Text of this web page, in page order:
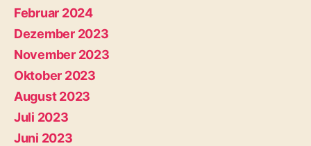
Februar 2024
Dezember 2023
November 2023
Oktober 2023
August 2023
Juli 2023
Juni 2023